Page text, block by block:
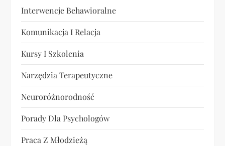
Interwencje Behawioralne
Komunikacja I Relacja
Kursy I Szkolenia
Narzędzia Terapeutyczne
Neuroróżnorodność
Porady Dla Psychologów
Praca Z Młodzieżą